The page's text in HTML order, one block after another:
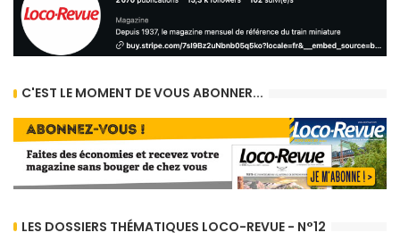
C'EST LE MOMENT DE VOUS ABONNER...
LES DOSSIERS THÉMATIQUES LOCO-REVUE - N°12